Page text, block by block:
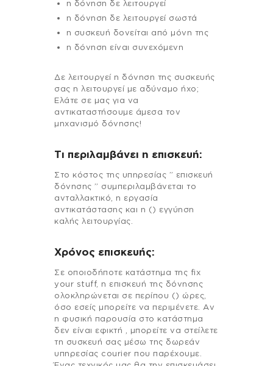
η δόνηση δε λειτουργεί
η δόνηση δε λειτουργεί σωστά
η συσκευή δονείται από μόνη της
η δόνηση είναι συνεχόμενη
Δε λειτουργεί η δόνηση της συσκευής
σας η λειτουργεί με αδύναμο ήχο;
Ελάτε σε μας για να
αντικαταστήσουμε άμεσα τον
μηχανισμό δόνησης!
Τι περιλαμβάνει η επισκευή:
Στo κόστος της υπηρεσίας ” επισκευή
δόνησης ” συμπεριλαμβάνεται το
ανταλλακτικό, η εργασία
αντικατάστασης και η () εγγύηση
καλής λειτουργίας.
Χρόνος επισκευής:
Σε οποιοδήποτε κατάστημα της fix
your stuff, η επισκευή της δόνησης
ολοκληρώνεται σε περίπου () ώρες,
όσο εσείς μπορείτε να περιμένετε. Αν
η φυσική παρουσία στο κατάστημα
δεν είναι εφικτή , μπορείτε να στείλετε
τη συσκευή σας μέσω της δωρεάν
υπηρεσίας courier που παρέχουμε.